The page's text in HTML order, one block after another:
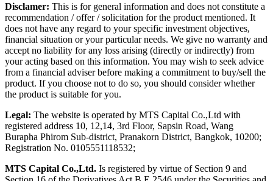
Disclamer: This is for general information and does not constitute a
recommendation / offer / solicitation for the product mentioned. It
does not have any regard to your specific investment objectives,
financial situation or your particular needs. We give no warranty and
accept no liability for any loss arising (directly or indirectly) from
your acting based on this information. You may wish to seek advice
from a financial adviser before making a commitment to buy/sell the
product. If you choose not to do so, you should consider whether
the product is suitable for you.
Legal: The website is operated by MTS Capital Co.,Ltd with
registered address 10, 12,14, 3rd Floor, Sapsin Road, Wang
Burapha Phirom Sub-district, Pranakorn District, Bangkok, 10200;
Registration No. 0105551118532;
MTS Capital Co.,Ltd. Is registered by virtue of Section 9 and